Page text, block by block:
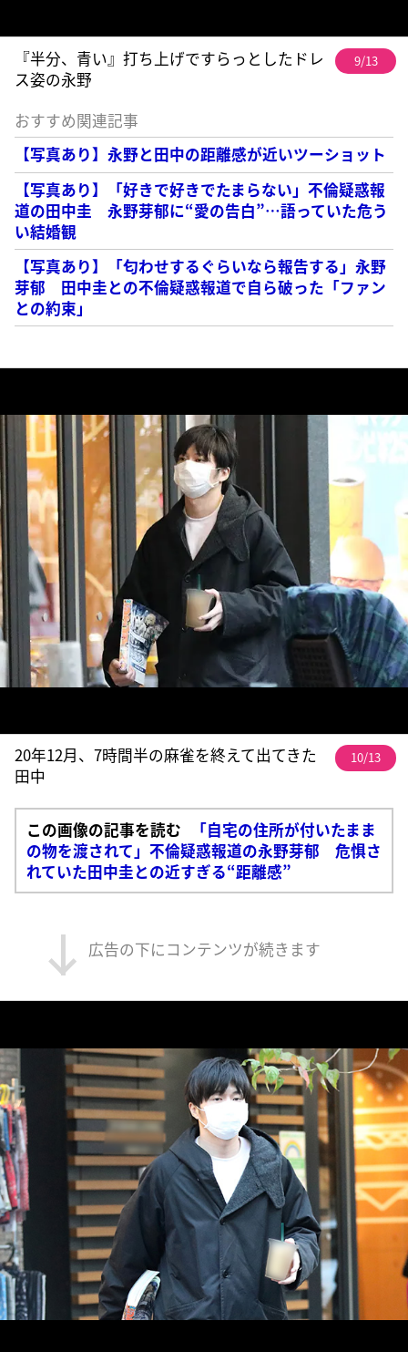
『半分、青い』打ち上げですらっとしたドレ
ス姿の永野
9/13
おすすめ関連記事
【写真あり】永野と田中の距離感が近いツーショット
【写真あり】「好きで好きでたまらない」不倫疑惑報
道の田中圭 永野芽郁に“愛の告白”…語っていた危う
い結婚観
【写真あり】「匂わせするぐらいなら報告する」永野
芽郁 田中圭との不倫疑惑報道で自ら破った「ファン
との約束」
20年12月、7時間半の麻雀を終えて出てきた
田中
10/13
この画像の記事を読む
「自宅の住所が付いたまま
の物を渡されて」不倫疑惑報道の永野芽郁 危惧さ
れていた田中圭との近すぎる“距離感”
広告の下にコンテンツが続きます